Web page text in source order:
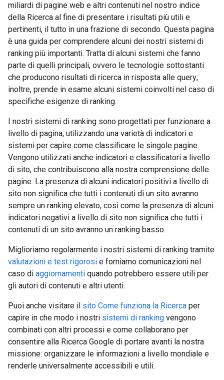
miliardi di pagine web e altri contenuti nel nostro indice
della Ricerca al fine di presentare i risultati più utili e
pertinenti, il tutto in una frazione di secondo. Questa pagina
è una guida per comprendere alcuni dei nostri sistemi di
ranking più importanti. Tratta di alcuni sistemi che fanno
parte di quelli principali, ovvero le tecnologie sottostanti
che producono risultati di ricerca in risposta alle query;
inoltre, prende in esame alcuni sistemi coinvolti nel caso di
specifiche esigenze di ranking.
I nostri sistemi di ranking sono progettati per funzionare a
livello di pagina, utilizzando una varietà di indicatori e
sistemi per capire come classificare le singole pagine.
Vengono utilizzati anche indicatori e classificatori a livello
di sito, che contribuiscono alla nostra comprensione delle
pagine. La presenza di alcuni indicatori positivi a livello di
sito non significa che tutti i contenuti di un sito avranno
sempre un ranking elevato, così come la presenza di alcuni
indicatori negativi a livello di sito non significa che tutti i
contenuti di un sito avranno un ranking basso.
Miglioriamo regolarmente i nostri sistemi di ranking tramite
valutazioni e test rigorosi e forniamo comunicazioni nel
caso di aggiornamenti quando potrebbero essere utili per
gli autori di contenuti e altri utenti.
Puoi anche visitare il sito Come funziona la Ricerca per
capire in che modo i nostri sistemi di ranking vengono
combinati con altri processi e come collaborano per
consentire alla Ricerca Google di portare avanti la nostra
missione: organizzare le informazioni a livello mondiale e
renderle universalmente accessibili e utili.